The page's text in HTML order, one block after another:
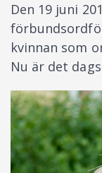
Den 19 juni
kvinnan som
Nu är det